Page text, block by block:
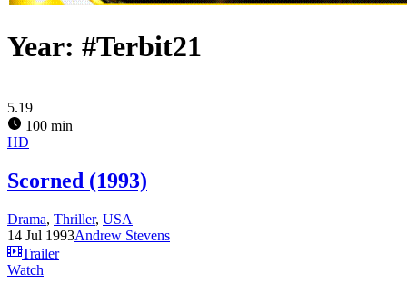
Year: #Terbit21
5.19
100 min
HD
Scorned (1993)
Drama, Thriller, USA
14 Jul 1993Andrew Stevens
Trailer
Watch